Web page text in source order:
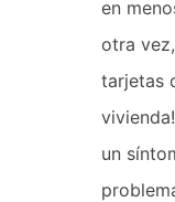
en
otra
tarjetas
un